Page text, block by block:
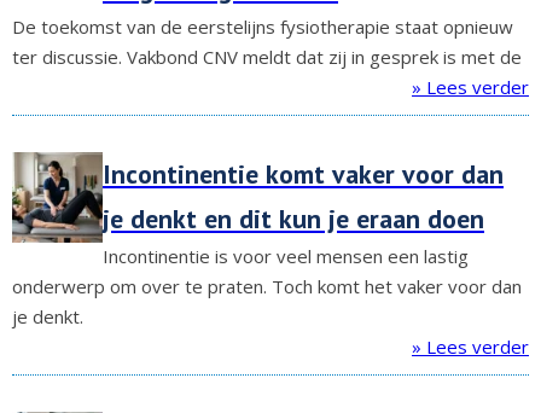
De toekomst van de eerstelijns fysiotherapie staat opnieuw
ter discussie. Vakbond CNV meldt dat zij in gesprek is met de
» Lees verder
Incontinentie komt vaker voor dan
je denkt en dit kun je eraan doen
Incontinentie is voor veel mensen een lastig
onderwerp om over te praten. Toch komt het vaker voor dan
je denkt.
» Lees verder